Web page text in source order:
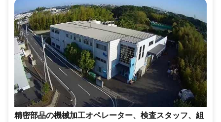
精密部品の機械加工オペレーター、検査スタッフ、組